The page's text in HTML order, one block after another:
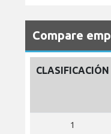
Compare
CLASIFICACIÓN
1